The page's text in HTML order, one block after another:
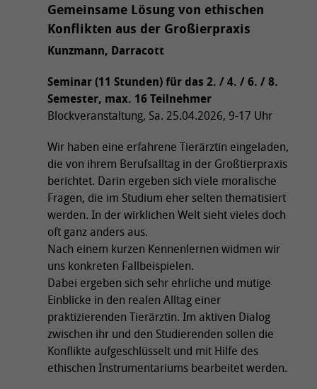
Gemeinsame Lösung von ethischen
Konflikten aus der Großierpraxis
Kunzmann, Darracott
Seminar (11 Stunden) für das 2. / 4. / 6. / 8.
Semester, max. 16 Teilnehmer
Blockveranstaltung, Sa. 25.04.2026, 9-17 Uhr
Wir haben eine erfahrene Tierärztin eingeladen,
die von ihrem Berufsalltag in der Großtierpraxis
berichtet. Darin ergeben sich viele moralische
Fragen, die im Studium eher selten thematisiert
werden. In der wirklichen Welt sieht vieles doch
oft ganz anders aus.
Nach einem kurzen Kennenlernen widmen wir
uns konkreten Fallbeispielen.
Dabei ergeben sich sehr ehrliche und mutige
Einblicke in den realen Alltag einer
praktizierenden Tierärztin. Im aktiven Dialog
zwischen ihr und den Studierenden sollen die
Konflikte aufgeschlüsselt und mit Hilfe des
ethischen Instrumentariums bearbeitet werden.